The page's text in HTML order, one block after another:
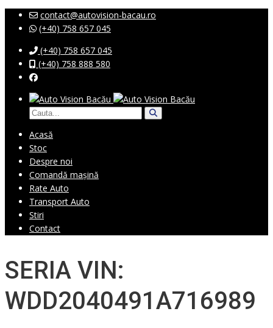
contact@autovision-bacau.ro
(+40) 758 657 045
(+40) 758 657 045
(+40) 758 888 580
Acasă
Stoc
Despre noi
Comandă mașină
Rate Auto
Transport Auto
Stiri
Contact
SERIA VIN:
WDD2040491A716989